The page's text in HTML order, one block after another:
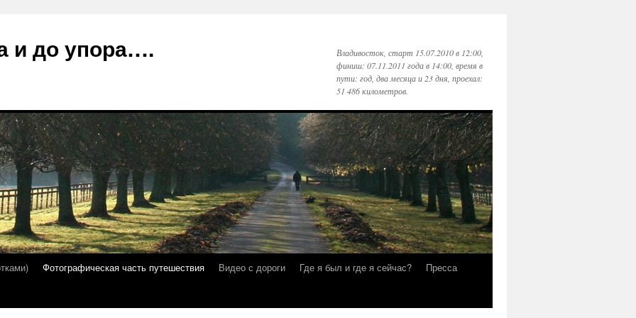
и до упора….
Владивосток, старт 15.07.2010 в 12:00,
финиш: 07.11.2011 года в 14:00, время в
пути: год, два месяца и 23 дня, проехал:
51 486 километров.
Фотографическая часть путешествия Видео с дороги Где я был и где я сейчас?
Пресса